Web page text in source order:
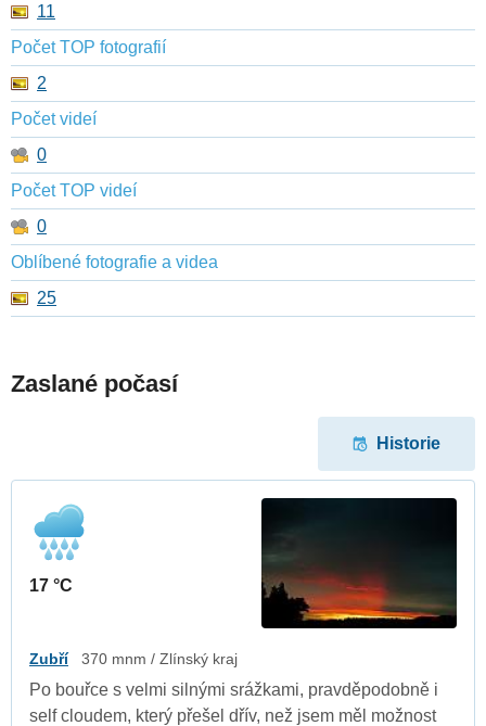
11
Počet TOP fotografií
2
Počet videí
0
Počet TOP videí
0
Oblíbené fotografie a videa
25
Zaslané počasí
Historie
17 °C
Zubří 370 mnm / Zlínský kraj
Po bouřce s velmi silnými srážkami, pravděpodobně i
self cloudem, který přešel dřív, než jsem měl možnost